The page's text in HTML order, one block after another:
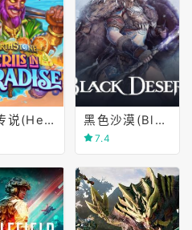
炉石传说(Hearthstone) 黑色沙漠(Black Desert Online)
7.4